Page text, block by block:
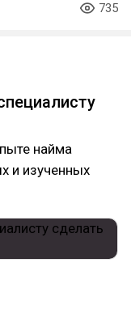
735
найма
и изученных